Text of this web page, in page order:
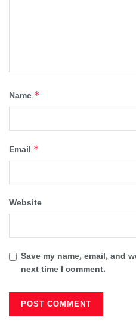
Name *
Email *
Website
Save my name, email, and
next time I comment.